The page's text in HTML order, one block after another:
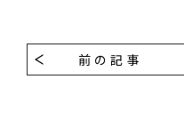
前の記事